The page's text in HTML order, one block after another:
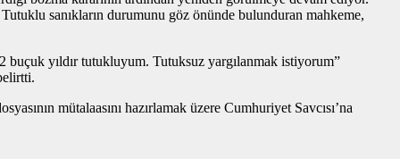
sanıkların durumunu göz önünde bulunduran mahkeme,
buçuk yıldır tutukluyum. Tutuksuz yargılanmak istiyorum”
mütalaasını hazırlamak üzere Cumhuriyet Savcısı’na